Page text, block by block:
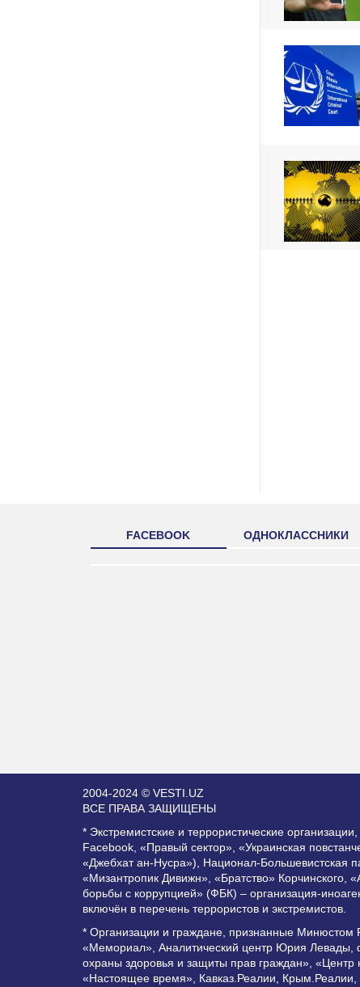
FACEBOOK ОДНОКЛАССНИКИ
2004-2024 © VESTI.UZ
ВСЕ ПРАВА ЗАЩИЩЕНЫ
* Экстремистские и террористические
Facebook, «Правый сектор», «Украинская
«Джебхат ан-Нусра»), Национал-Большевистская
«Мизантропик Дивижн», «Братство»
борьбы с коррупцией» (ФБК) – организация-
включён в перечень террористов и экстремистов.
* Организации и граждане, признанные Минюстом
«Мемориал», Аналитический центр Юрия Левады,
охраны здоровья и защиты прав граждан»,
«Настоящее время», Кавказ.Реалии,